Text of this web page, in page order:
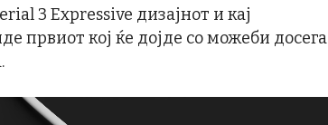
3 Expressive дизајнот и кај
првиот кој ќе дојде со можеби досега